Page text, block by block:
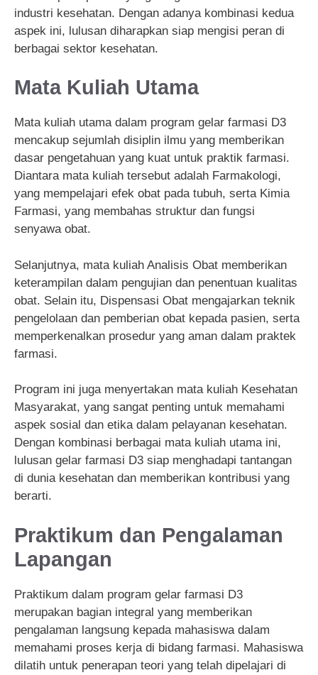
industri kesehatan. Dengan adanya kombinasi kedua
aspek ini, lulusan diharapkan siap mengisi peran di
berbagai sektor kesehatan.
Mata Kuliah Utama
Mata kuliah utama dalam program gelar farmasi D3
mencakup sejumlah disiplin ilmu yang memberikan
dasar pengetahuan yang kuat untuk praktik farmasi.
Diantara mata kuliah tersebut adalah Farmakologi,
yang mempelajari efek obat pada tubuh, serta Kimia
Farmasi, yang membahas struktur dan fungsi
senyawa obat.
Selanjutnya, mata kuliah Analisis Obat memberikan
keterampilan dalam pengujian dan penentuan kualitas
obat. Selain itu, Dispensasi Obat mengajarkan teknik
pengelolaan dan pemberian obat kepada pasien, serta
memperkenalkan prosedur yang aman dalam praktek
farmasi.
Program ini juga menyertakan mata kuliah Kesehatan
Masyarakat, yang sangat penting untuk memahami
aspek sosial dan etika dalam pelayanan kesehatan.
Dengan kombinasi berbagai mata kuliah utama ini,
lulusan gelar farmasi D3 siap menghadapi tantangan
di dunia kesehatan dan memberikan kontribusi yang
berarti.
Praktikum dan Pengalaman
Lapangan
Praktikum dalam program gelar farmasi D3
merupakan bagian integral yang memberikan
pengalaman langsung kepada mahasiswa dalam
memahami proses kerja di bidang farmasi. Mahasiswa
dilatih untuk penerapan teori yang telah dipelajari di